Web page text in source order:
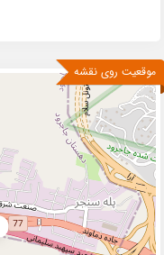
موقعیت روی نقشه